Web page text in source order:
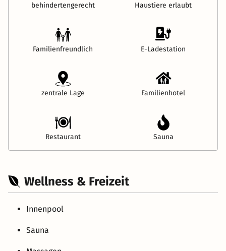
behindertengerecht Haustiere erlaubt
Familienfreundlich E-Ladestation
zentrale Lage Familienhotel
Restaurant Sauna
Wellness & Freizeit
Innenpool
Sauna